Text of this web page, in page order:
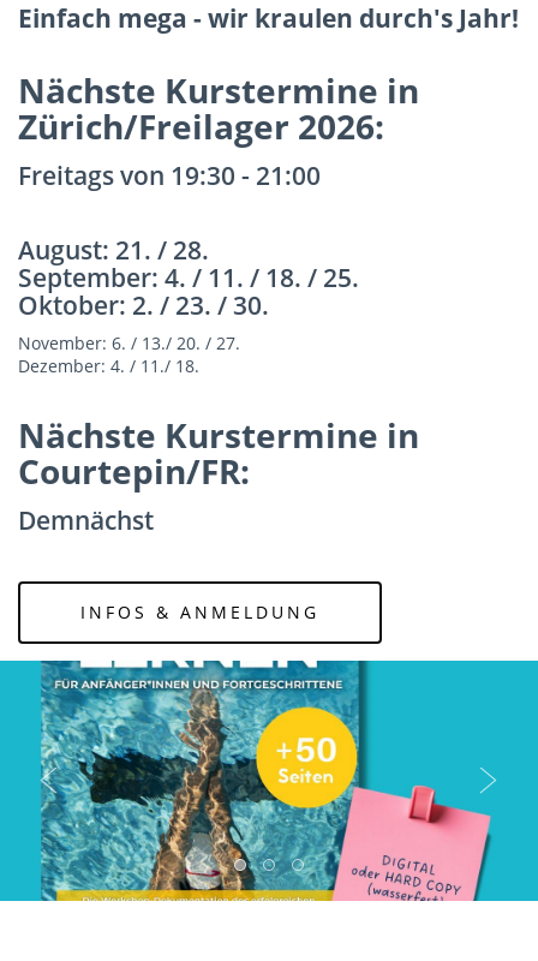
Einfach mega - wir kraulen durch's Jahr!
Nächste Kurstermine in
Zürich/Freilager 2026:
Freitags von 19:30 - 21:00
August: 21. / 28.
September: 4. / 11. / 18. / 25.
Oktober: 2. / 23. / 30.
November: 6. / 13./ 20. / 27.
Dezember: 4. / 11./ 18.
Nächste Kurstermine in
Courtepin/FR:
Demnächst
INFOS & ANMELDUNG